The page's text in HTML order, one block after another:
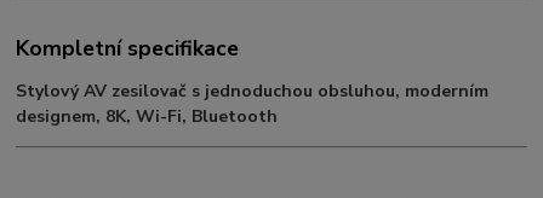
Kompletní specifikace
Stylový AV zesilovač s jednoduchou obsluhou, moderním
designem, 8K, Wi-Fi, Bluetooth